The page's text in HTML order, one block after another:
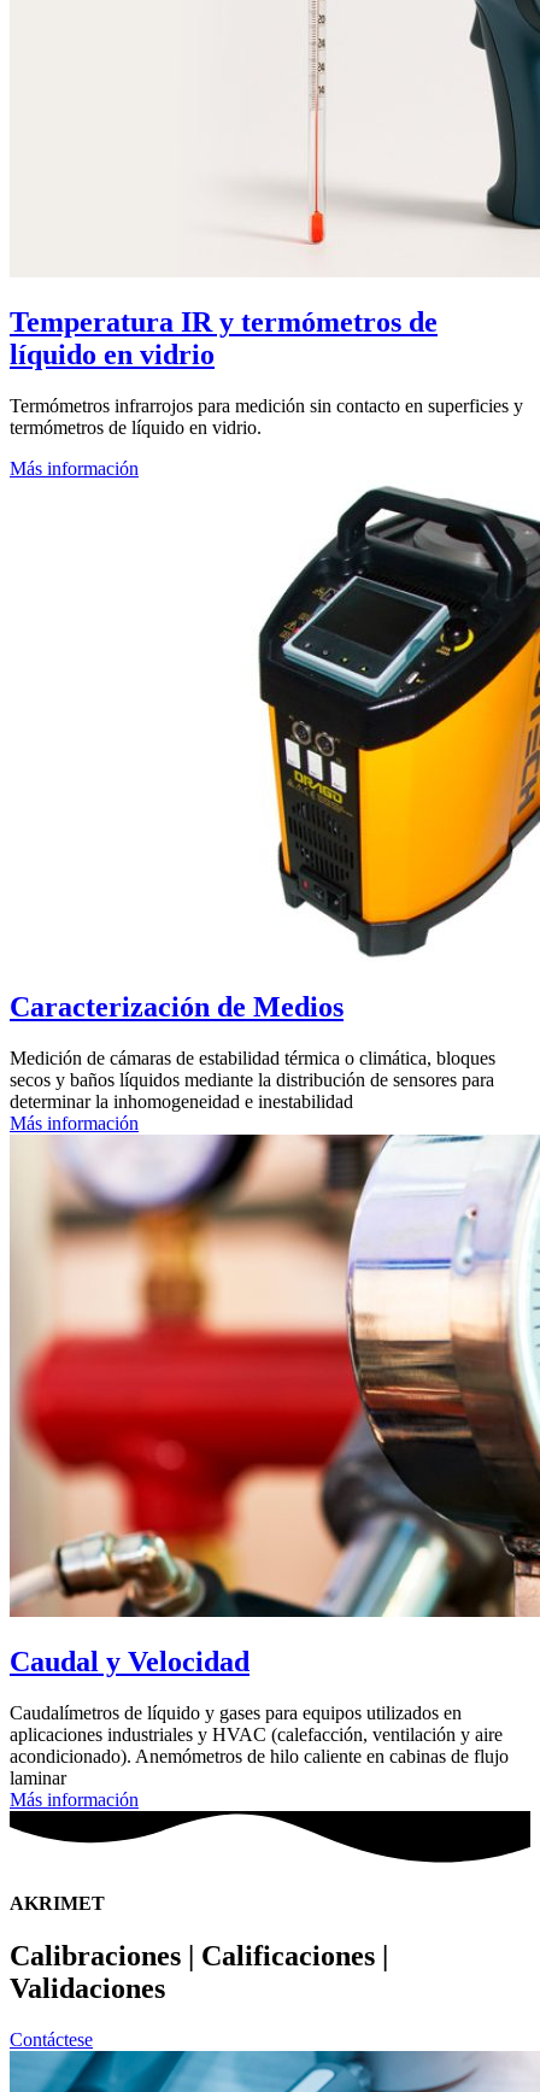
Temperatura IR y termómetros de
líquido en vidrio
Termómetros infrarrojos para medición sin contacto en superficies y
termómetros de líquido en vidrio.
Más información
Caracterización de Medios
Medición de cámaras de estabilidad térmica o climática, bloques
secos y baños líquidos mediante la distribución de sensores para
determinar la inhomogeneidad e inestabilidad
Más información
Caudal y Velocidad
Caudalímetros de líquido y gases para equipos utilizados en
aplicaciones industriales y HVAC (calefacción, ventilación y aire
acondicionado). Anemómetros de hilo caliente en cabinas de flujo
laminar
Más información
AKRIMET
Calibraciones | Calificaciones |
Validaciones
Contáctese